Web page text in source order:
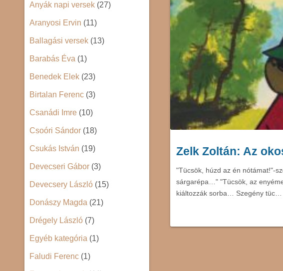
Zelk Zoltán: Az
"Tücsök, húzd az én nótámat!"-
sárgarépa…" "Tücsök, az
kiáltozzák sorba… Szegény tüc…
Anyák napi versek (27)
Aranyosi Ervin (11)
Ballagási versek (13)
Barabás Éva (1)
Benedek Elek (23)
Birtalan Ferenc (3)
Csanádi Imre (10)
Csoóri Sándor (18)
Csukás István (19)
Devecseri Gábor (3)
Devecsery László (15)
Donászy Magda (21)
Drégely László (7)
Egyéb kategória (1)
Faludi Ferenc (1)